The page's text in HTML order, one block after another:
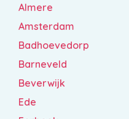
Almere
Amsterdam
Badhoevedorp
Barneveld
Beverwijk
Ede